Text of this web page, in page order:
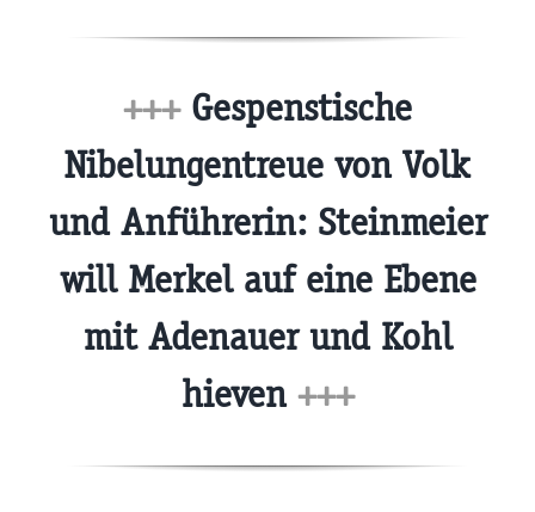
+++Gespenstische
Nibelungentreue von Volk
und Anführerin: Steinmeier
will Merkel auf eine Ebene
mit Adenauer und Kohl
hieven +++